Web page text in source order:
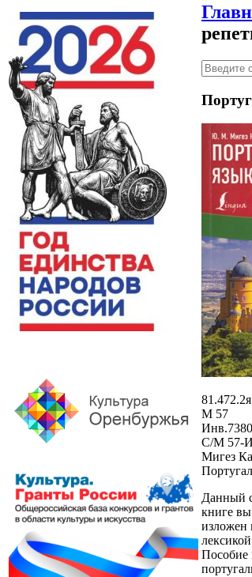
М 57
С/М 57-
Мигез
Данный
книге
изложен
Пособие